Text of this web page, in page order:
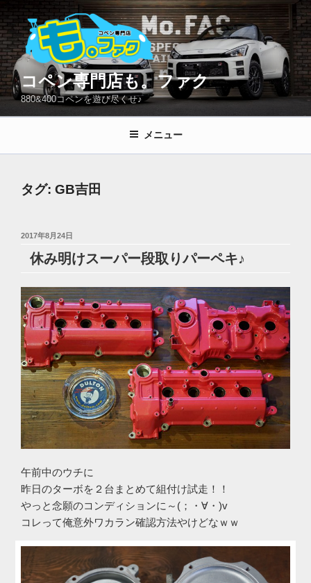
ン
テ
ン
ツ
へ
プ
コペン専門店も。ファク
880&400コペンを遊び尽くせ♪
メニュー
タグ: GB吉田
投
日:
2017年8月24日
休み明けスーパー段取りパーペキ♪
午前中のウチに
昨日のターボを２台まとめて組付け試走！！
やっと念願のコンディションに～(；・∀・)v
コレって俺意外ワカラン確認方法やけどなｗｗ